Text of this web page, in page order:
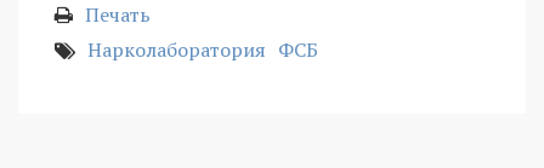
Печать
Нарколаборатория ФСБ